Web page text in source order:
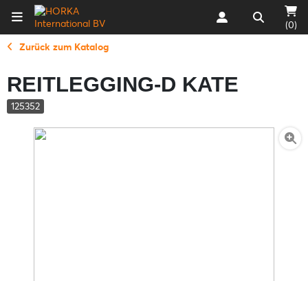
(0)
Zurück zum Katalog
REITLEGGING-D KATE
125352